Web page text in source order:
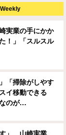
Weekly
実業の手にかか
！」「スルスル
「掃除がしやす
イ移動できる
のが…
す」 山崎実業